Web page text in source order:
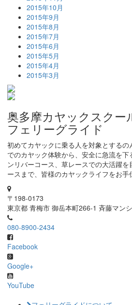
2015年10月
2015年9月
2015年8月
2015年7月
2015年6月
2015年5月
2015年4月
2015年3月
奥多摩カヤックスクー
フェリーグライド
初めてカヤックに乗る人を対象とする
でのカヤック体験から、安全に急流を下
ンリバーコース、草レースでの大活躍
ースまで、皆様のカヤックライフをお手
〒198-0173
東京都 青梅市 御岳本町266-1 斉藤マン
080-8900-2434
Facebook
Google+
YouTube